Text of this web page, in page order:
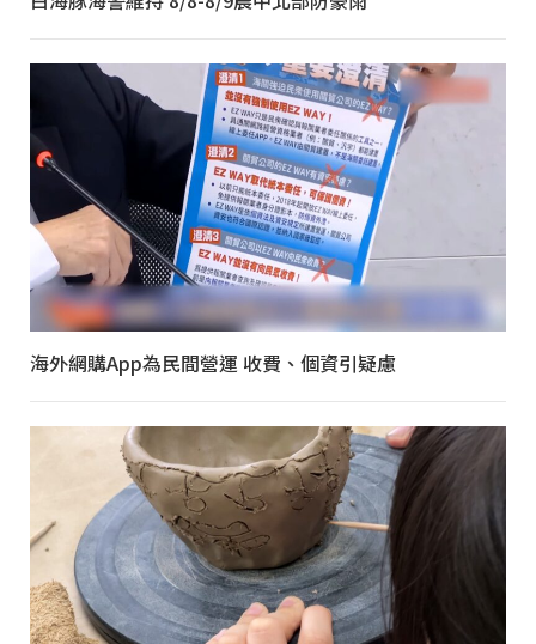
海外網購App為民間營運 收費、個資引疑慮